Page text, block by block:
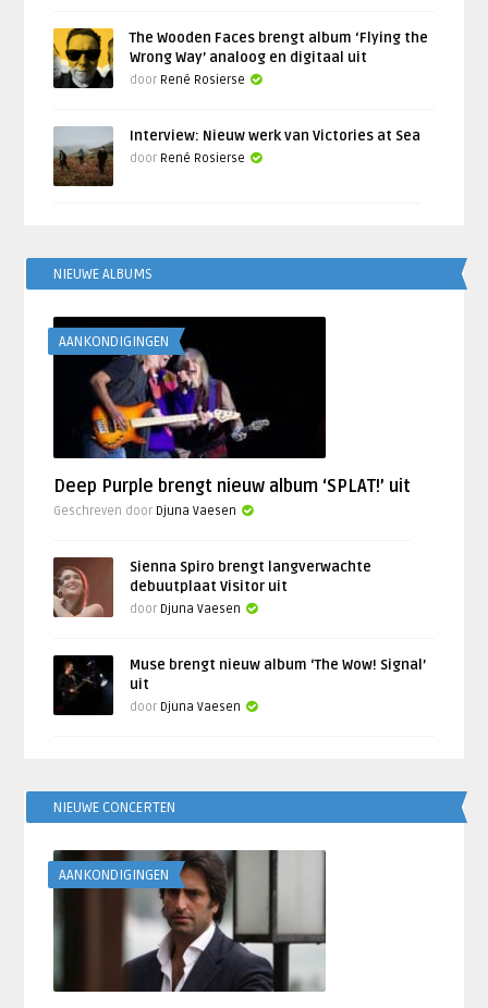
The Wooden Faces brengt album ‘Flying the
Wrong Way’ analoog en digitaal uit
door René Rosierse
Interview: Nieuw werk van Victories at Sea
door René Rosierse
NIEUWE ALBUMS
AANKONDIGINGEN
Deep Purple brengt nieuw album ‘SPLAT!’ uit
Geschreven door Djuna Vaesen
Sienna Spiro brengt langverwachte
debuutplaat Visitor uit
door Djuna Vaesen
Muse brengt nieuw album ‘The Wow! Signal’
uit
door Djuna Vaesen
NIEUWE CONCERTEN
AANKONDIGINGEN